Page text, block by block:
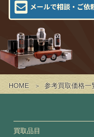
HOME 参考買取価格一
買取品目